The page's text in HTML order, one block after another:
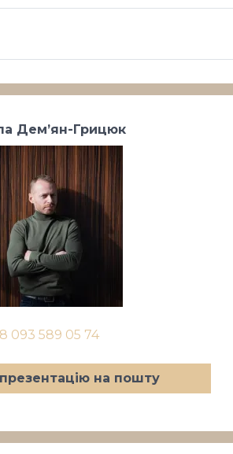
Дем’ян-Грицюк
093 589 05 74
на пошту